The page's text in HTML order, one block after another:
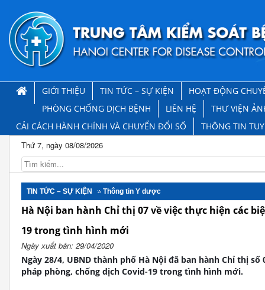
GIỚI THIỆU TIN TỨC – SỰ KIỆN
HOẠT ĐỘNG
PHÒNG CHỐNG DỊCH BỆNH
LIÊN HỆ
THƯ VIỆN
CẢI CÁCH HÀNH CHÍNH VÀ CHUYỂN ĐỔI SỐ
THÔNG TIN
Thứ 7, ngày 08/08/2026
TIN TỨC – SỰ KIỆN Thông tin Y dược
Hà Nội ban hành Chỉ thị 07 về việc thực hiện các
19 trong tình hình mới
Ngày xuất bản: 29/04/2020
Ngày 28/4, UBND thành phố Hà Nội đã ban hành Chỉ thị số
pháp phòng, chống dịch Covid-19 trong tình hình mới.